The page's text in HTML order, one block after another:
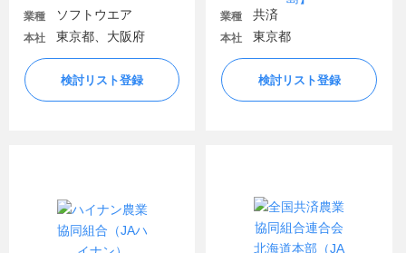
業種 ソフトウエア
本社 東京都、大阪府
検討リスト登録
業種 共済
本社 東京都
検討リスト登録